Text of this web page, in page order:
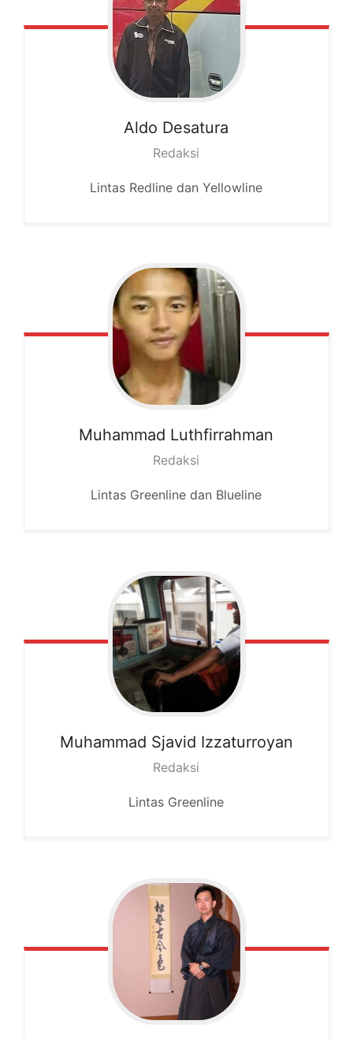
Aldo Desatura
Redaksi
Lintas Redline dan Yellowline
Muhammad Luthfirrahman
Redaksi
Lintas Greenline dan Blueline
Muhammad Sjavid Izzaturroyan
Redaksi
Lintas Greenline